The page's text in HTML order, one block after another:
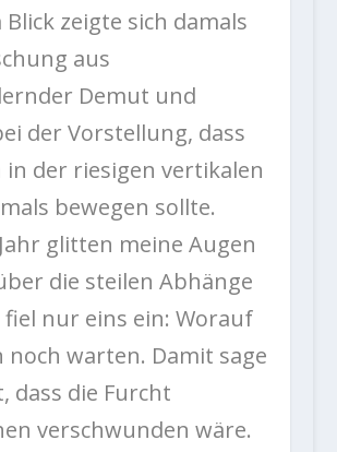
zeigte sich damals
aus
Demut und
der Vorstellung, dass
in der riesigen vertikalen
bewegen sollte.
glitten meine Augen
die steilen Abhänge
nur eins ein: Worauf
noch warten. Damit sage
dass die Furcht
verschwunden wäre.